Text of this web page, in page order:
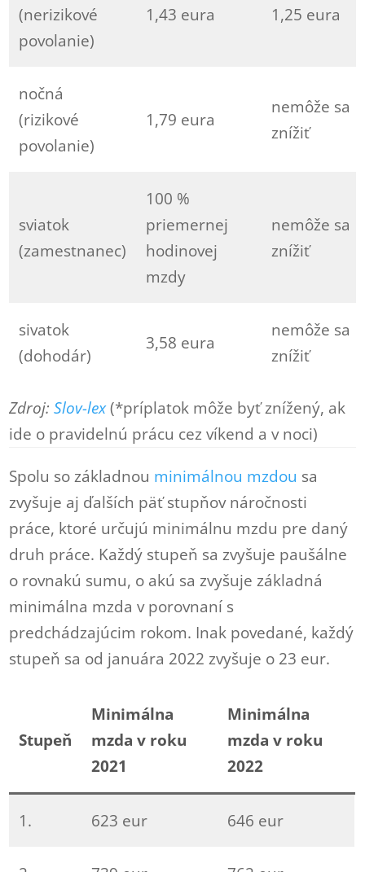
(nerizikové
povolanie)
1,43 eura 1,25 eura
nočná
(rizikové
povolanie)
1,79 eura
nemôže sa
znížiť
sviatok
(zamestnanec)
100 %
priemernej
hodinovej
mzdy
nemôže sa
znížiť
sivatok
(dohodár)
3,58 eura
nemôže sa
znížiť
Zdroj:Slov-lex(*príplatok môže byť znížený, ak
ide o pravidelnú prácu cez víkend a v noci)
Spolu so základnou minimálnou mzdou sa
zvyšuje aj ďalších päť stupňov náročnosti
práce, ktoré určujú minimálnu mzdu pre daný
druh práce. Každý stupeň sa zvyšuje paušálne
o rovnakú sumu, o akú sa zvyšuje základná
minimálna mzda v porovnaní s
predchádzajúcim rokom. Inak povedané, každý
stupeň sa od januára 2022 zvyšuje o 23 eur.
Stupeň
Minimálna
mzda v roku
2021
Minimálna
mzda v roku
2022
1. 623 eur 646 eur